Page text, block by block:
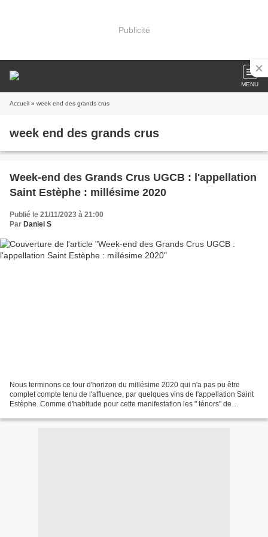
Publicité
MENU
Accueil » week end des grands crus
week end des grands crus
Week-end des Grands Crus UGCB : l'appellation
Saint Estèphe : millésime 2020
Publié le 21/11/2023 à 21:00
Par Daniel S
Nous terminons ce tour d'horizon du millésime 2020 qui n'a pas pu être
complet compte tenu de l'affluence, par quelques vins de l'appellation Saint
Estèphe. Comme d'habitude pour cette manifestation les " ténors" de